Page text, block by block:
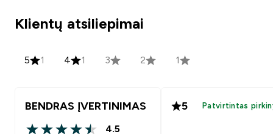
Klientų atsiliepimai
5 1 4 1 3 2 1
BENDRAS ĮVERTINIMAS
4.5
5 Patvirtintas